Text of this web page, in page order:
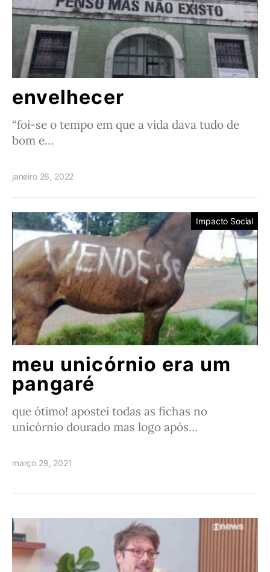
envelhecer
“foi-se o tempo em que a vida dava tudo de
bom e…
janeiro 26, 2022
Impacto Social
meu unicórnio era um
pangaré
que ótimo! apostei todas as fichas no
unicórnio dourado mas logo após…
março 29, 2021